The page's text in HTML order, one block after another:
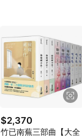
$2,370
竹已南蕪三部曲【大全